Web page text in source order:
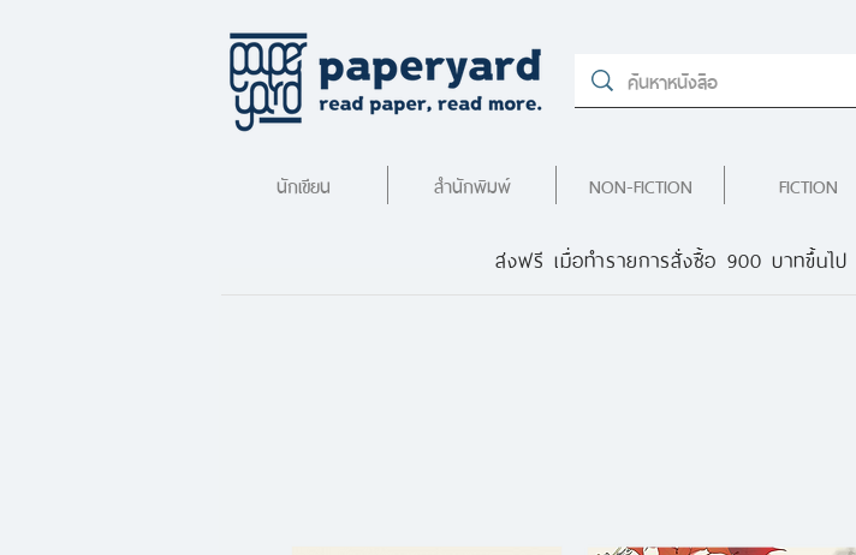
นักเขียน สำนักพิมพ์ NON-FICTION FICTION
ส่งฟรี เมื่อทำรายการสั่งซื้อ 900 บาทขึ้นไป